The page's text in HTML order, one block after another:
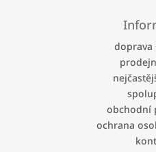
í
doprava
obchodní
ochrana